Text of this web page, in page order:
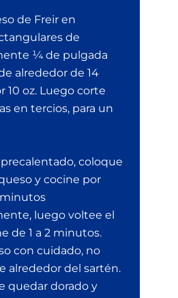
de Freir en
de
¼ de pulgada
alrededor de 14
10 oz. Luego corte
en tercios, para un
precalentado, coloque
y cocine por
luego voltee el
de 1 a 2 minutos.
con cuidado, no
alrededor del sartén.
quedar dorado y